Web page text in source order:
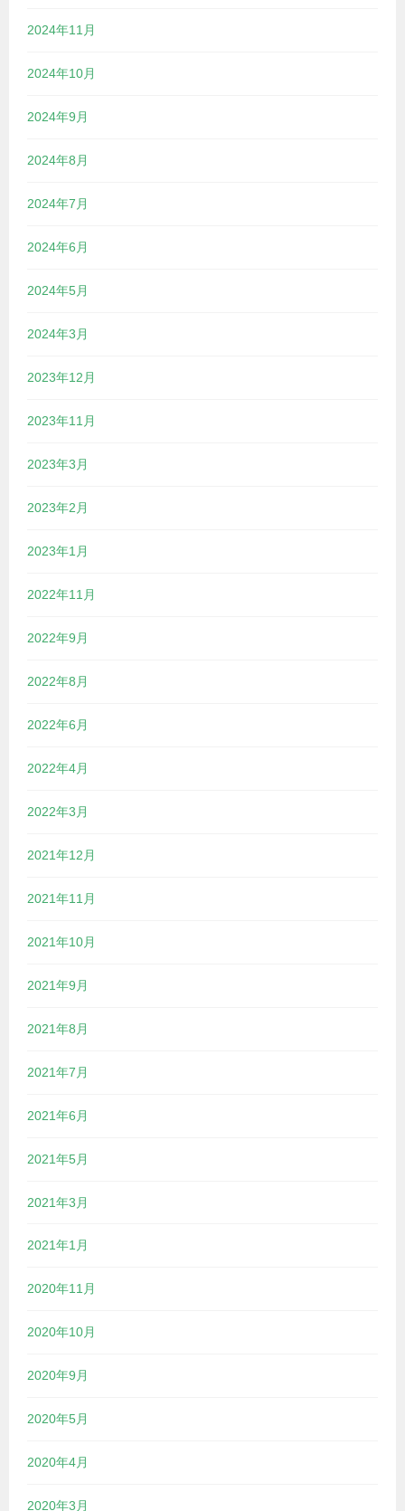
2024年11月
2024年10月
2024年9月
2024年8月
2024年7月
2024年6月
2024年5月
2024年3月
2023年12月
2023年11月
2023年3月
2023年2月
2023年1月
2022年11月
2022年9月
2022年8月
2022年6月
2022年4月
2022年3月
2021年12月
2021年11月
2021年10月
2021年9月
2021年8月
2021年7月
2021年6月
2021年5月
2021年3月
2021年1月
2020年11月
2020年10月
2020年9月
2020年5月
2020年4月
2020年3月